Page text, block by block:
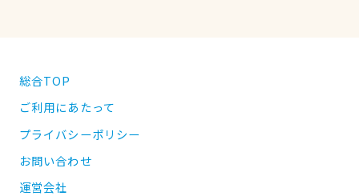
総合TOP
ご利用にあたって
プライバシーポリシー
お問い合わせ
運営会社